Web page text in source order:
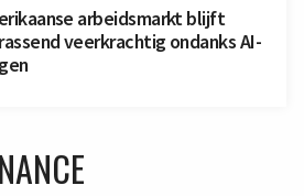
arbeidsmarkt blijft
veerkrachtig ondanks AI-